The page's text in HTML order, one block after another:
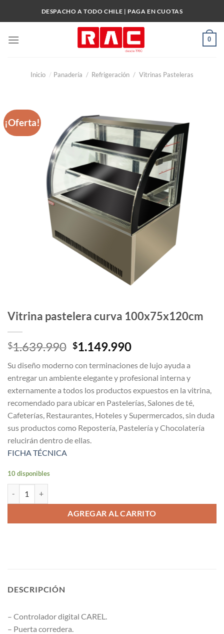
DESPACHO A TODO CHILE | PAGA EN CUOTAS
0
Inicio / Panadería / Refrigeración / Vitrinas Pasteleras
¡Oferta!
Vitrina pastelera curva 100x75x120cm
$1.639.990 El
original
era:
$1.639.990.
$1.149.990El
actual
es:
$1.149.990.
Su diseño moderno con terminaciones de lujo ayuda a
entregar un ambiente elegante y profesional interna y
externamente a todos los productos expuestos en la vitrina,
recomendado para ubicar en Pastelerías, Salones de té,
Cafeterías, Restaurantes, Hoteles y Supermercados, sin duda
sus productos como Repostería, Pastelería y Chocolatería
relucirán dentro de ellas.
FICHA TÉCNICA
10 disponibles
AGREGAR AL CARRITO
DESCRIPCIÓN
– Controlador digital CAREL.
– Puerta corredera.